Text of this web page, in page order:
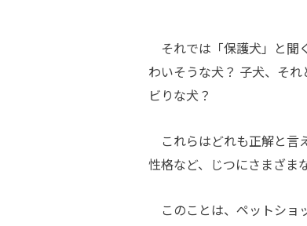
それでは「保護犬」と聞
わいそうな犬？ 子犬、そ
ビりな犬？
これらはどれも正解と言
性格など、じつにさまざま
このことは、ペットショ